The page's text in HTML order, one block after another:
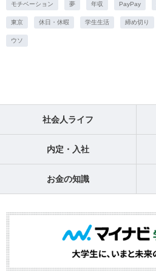
モチベーション 夢 年収 PayPay
東京 休日・休暇 学生生活 締め切り
ウソ
社会人ライフ
内定・入社
お金の知識